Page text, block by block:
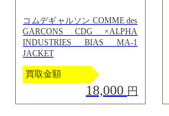
コムデギャルソン COMME des
GARCONS CDG ×ALPHA
INDUSTRIES BIAS MA-1
JACKET
買取金額
18,000 円